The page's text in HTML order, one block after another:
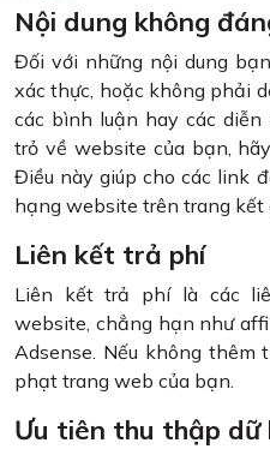
Nội dung không
Đối với những nội dung
xác thực, hoặc không phải
các bình luận hay các
trỏ về website của bạn,
Điều này giúp cho các link
hạng website trên trang kết
Liên kết trả phí
Liên kết trả phí là các
website, chẳng hạn như
Adsense. Nếu không thêm
phạt trang web của bạn.
Ưu tiên thu thập dữ